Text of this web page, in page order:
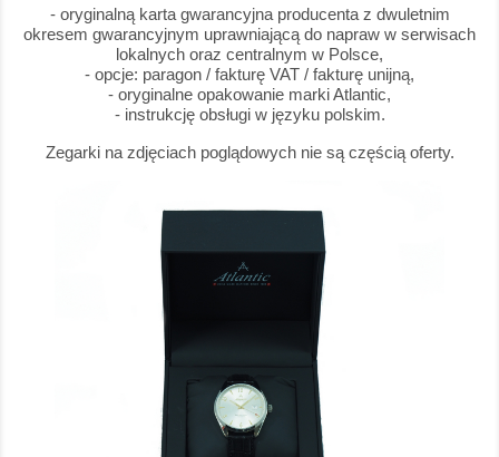
- oryginalną karta gwarancyjna producenta z dwuletnim
okresem gwarancyjnym uprawniającą do napraw w serwisach
lokalnych oraz centralnym w Polsce,
- opcje: paragon / fakturę VAT / fakturę unijną,
- oryginalne opakowanie marki Atlantic,
- instrukcję obsługi w języku polskim.
Zegarki na zdjęciach poglądowych nie są częścią oferty.